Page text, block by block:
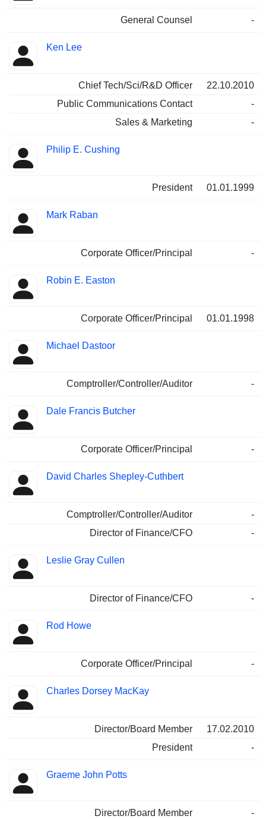
General Counsel -
Ken Lee
Chief Tech/Sci/R&D Officer
22.10.2010
Public Communications Contact
-
Sales & Marketing
-
Philip E. Cushing
President 01.01.1999
Mark Raban
Corporate Officer/Principal -
Robin E. Easton
Corporate Officer/Principal 01.01.1998
Michael Dastoor
Comptroller/Controller/Auditor -
Dale Francis Butcher
Corporate Officer/Principal -
David Charles Shepley-Cuthbert
Comptroller/Controller/Auditor
-
Director of Finance/CFO
-
Leslie Gray Cullen
Director of Finance/CFO -
Rod Howe
Corporate Officer/Principal -
Charles Dorsey MacKay
Director/Board Member
17.02.2010
President
-
Graeme John Potts
Director/Board Member -